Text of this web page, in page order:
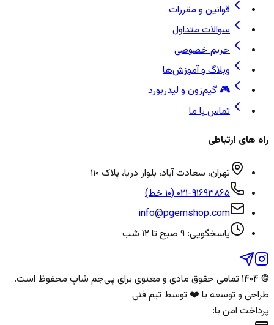
قوانین و مقررات
سوالات متداول
حریم خصوصی
وبلاگ و آموزش‌ها
🎮 گیم‌زون و لیدربورد
تماس با ما
راه های ارتباطی
تهران، سعادت آباد، بلوار دریا، پلاک ۱۱۰
۰۲۱-۹۱۶۹۳۸۶۵ (۱۰ خط)
info@pgemshop.com
پاسخگویی: ۹ صبح تا ۱۲ شب
© ۱۴۰۴ تمامی حقوق مادی و معنوی برای پی‌جم شاپ محفوظ است.
طراحی و توسعه با ❤️ توسط تیم فنی
پرداخت امن با: